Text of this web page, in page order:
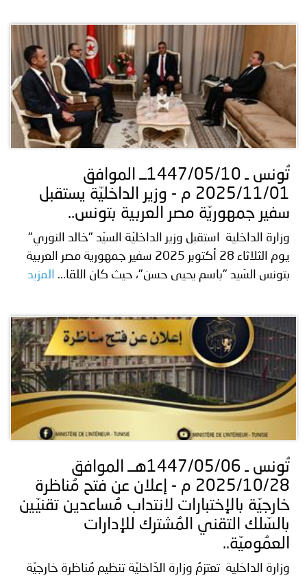
تُونس ـ 1447/05/10ــ الموافق
2025/11/01 م - وزير الداخليّة يستقبل
سفير جمهوريّة مصر العربية بتونس..
وزارة الداخلية استقبل وزير الداخليّة السيّد "خالد النوري"
يوم الثلاثاء 28 أكتوبر 2025 سفير جمهورية مصر العربية
بتونس السّيد "باسم يحيى حسن"، حيث كان اللقا...
المزيد
تُونس ـ 1447/05/06هــ الموافق
2025/10/28 م - إعلان عن فتح مُناظرة
خارجيّة بالإختبارات لانتداب مُساعدين تقنيّين
بالسّلك التقني المُشترك للإدارات
العمُوميّة..
وزارة الداخلية تعتزمُ وزارة الدّاخليّة تنظيم مُناظرة خارجيّة